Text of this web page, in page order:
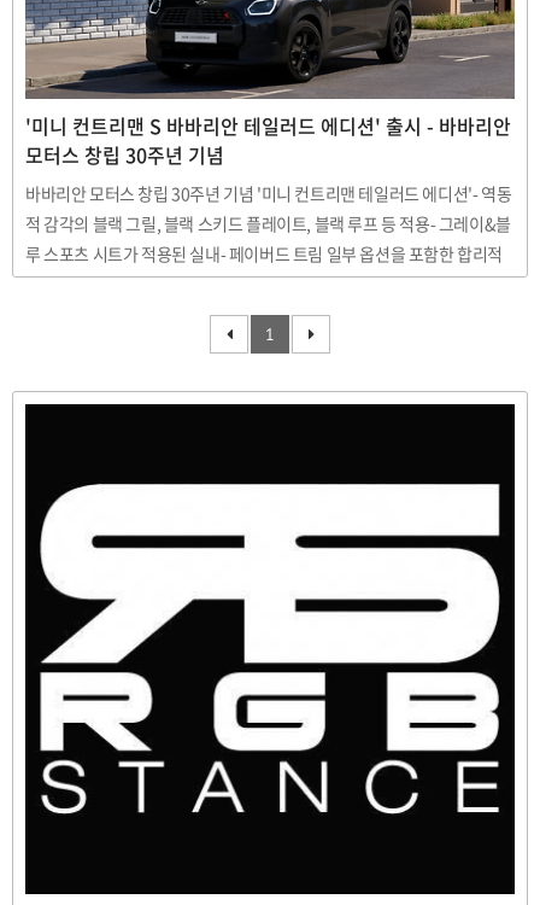
'미니 컨트리맨 S 바바리안 테일러드 에디션' 출시 - 바바리안
모터스 창립 30주년 기념
바바리안 모터스 창립 30주년 기념 '미니 컨트리맨 테일러드 에디션'- 역동
적 감각의 블랙 그릴, 블랙 스키드 플레이트, 블랙 루프 등 적용- 그레이&블
루 스포츠 시트가 적용된 실내- 페이버드 트림 일부 옵션을 포함한 합리적
가격 미니(MINI) 코리아의 공식 딜러사 '바바리안모터스' 가 창립 30주년
을 기념해 '더 미니 컨트리맨 S All 4 바바리안 테일러드 에디션' 을 출시했
다. 이 새로운 스페셜 모델은 미니 샵 온라인을 통해서 출시되며, 미니 브랜
세 포함, 개별소비세 인하 적용 기준)이다. '더 미니 컨트리맨 S ALL4 바바
1